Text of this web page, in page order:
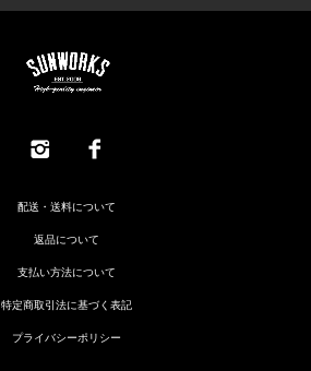
配送・送料について
返品について
支払い方法について
特定商取引法に基づく表記
プライバシーポリシー